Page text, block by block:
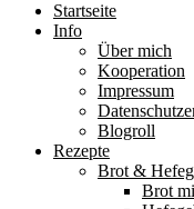
Startseite
Info
Über mich
Kooperation
Impressum
Blogroll
Rezepte
Brot &
Brot